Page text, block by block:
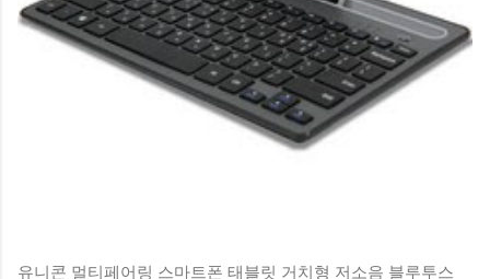
유니콘 멀티페어링 스마트폰 태블릿 거치형 저소음 블루투스